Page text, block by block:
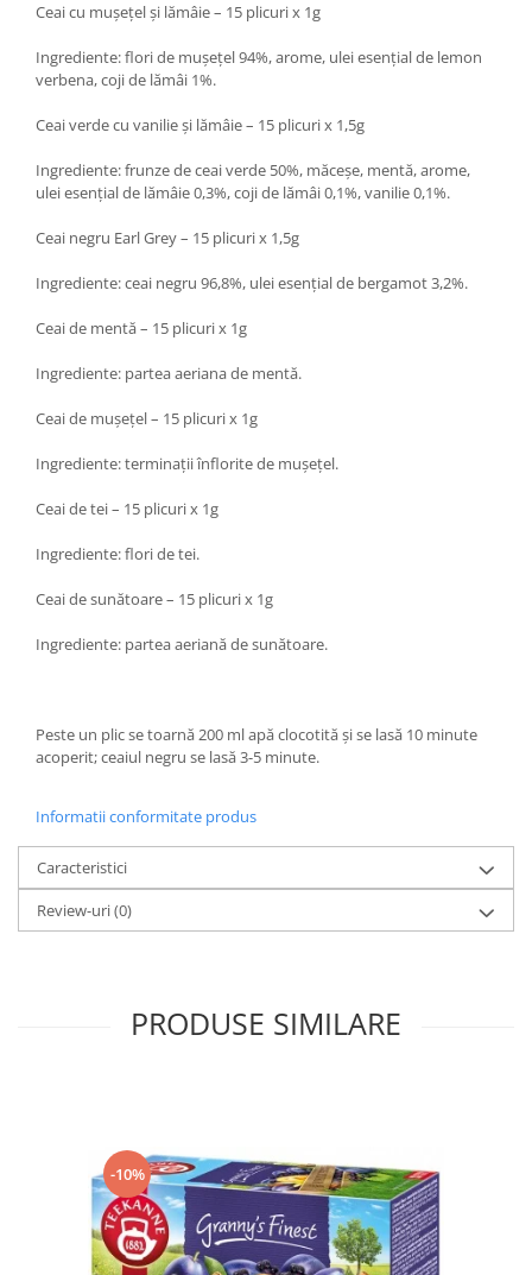
Ceai cu mușețel și lămâie – 15 plicuri x 1g
Ingrediente: flori de mușețel 94%, arome, ulei esențial de lemon
verbena, coji de lămâi 1%.
Ceai verde cu vanilie și lămâie – 15 plicuri x 1,5g
Ingrediente: frunze de ceai verde 50%, măceșe, mentă, arome,
ulei esențial de lămâie 0,3%, coji de lămâi 0,1%, vanilie 0,1%.
Ceai negru Earl Grey – 15 plicuri x 1,5g
Ingrediente: ceai negru 96,8%, ulei esențial de bergamot 3,2%.
Ceai de mentă – 15 plicuri x 1g
Ingrediente: partea aeriana de mentă.
Ceai de mușețel – 15 plicuri x 1g
Ingrediente: terminații înflorite de mușeț­el.
Ceai de tei – 15 plicuri x 1g
Ingrediente: flori de tei.
Ceai de sunătoare – 15 plicuri x 1g
Ingrediente: partea aeriană de sunătoare.
Peste un plic se toarnă 200 ml apă clocotită și se lasă 10 minute
acoperit; ceaiul negru se lasă 3-5 minute.
Informatii conformitate produs
Caracteristici
Review-uri(0)
PRODUSE SIMILARE
-10%